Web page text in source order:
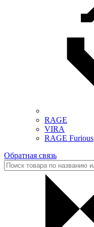
RAGE
VIRA
RAGE Furious
Обратная связь